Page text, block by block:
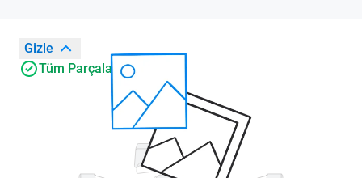
Gizle
Tüm Parçalar Orijinal